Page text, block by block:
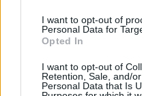
I want to opt-out of
Personal Data for
Opted In
I want to opt-out of
Retention, Sale, and/
Personal Data that Is